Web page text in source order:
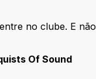
no clube. E
Of Sound